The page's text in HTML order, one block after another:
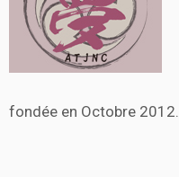
fondée en Octobre 2012.